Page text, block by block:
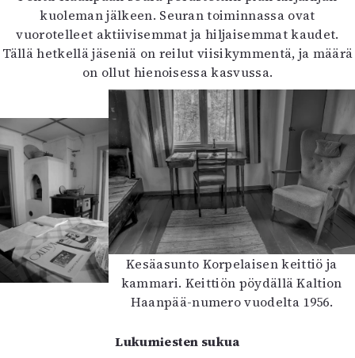
kuoleman jälkeen. Seuran toiminnassa ovat
vuorotelleet aktiivisemmat ja hiljaisemmat kaudet.
Tällä hetkellä jäseniä on reilut viisikymmentä, ja määrä
on ollut hienoisessa kasvussa.
Kesäasunto Korpelaisen keittiö ja
kammari. Keittiön pöydällä Kaltion
Haanpää-numero vuodelta 1956.
Lukumiesten sukua